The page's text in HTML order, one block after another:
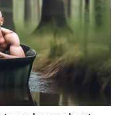
забудови
умов та обмежень